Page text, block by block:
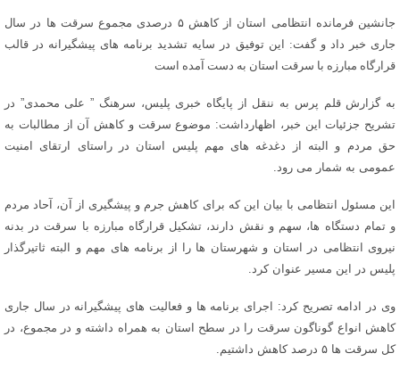
جانشین فرمانده انتظامی استان از کاهش ۵ درصدی مجموع سرقت ها در سال
جاری خبر داد و گفت: این توفیق در سایه تشدید برنامه های پیشگیرانه در قالب
قرارگاه مبارزه با سرقت استان به دست آمده است
به گزارش قلم پرس به ننقل از پایگاه خبری پلیس، سرهنگ ” علی محمدی” در
تشریح جزئیات این خبر، اظهارداشت: موضوع سرقت و کاهش آن از مطالبات به
حق مردم و البته از دغدغه های مهم پلیس استان در راستای ارتقای امنیت
عمومی به شمار می رود.
این مسئول انتظامی با بیان این که برای کاهش جرم و پیشگیری از آن، آحاد مردم
و تمام دستگاه ها، سهم و نقش دارند، تشکیل قرارگاه مبارزه با سرقت در بدنه
نیروی انتظامی در استان و شهرستان ها را از برنامه های مهم و البته ثاتیرگذار
پلیس در این مسیر عنوان کرد.
وی در ادامه تصریح کرد: اجرای برنامه ها و فعالیت های پیشگیرانه در سال جاری
کاهش انواع گوناگون سرقت را در سطح استان به همراه داشته و در مجموع، در
کل سرقت ها ۵ درصد کاهش داشتیم.